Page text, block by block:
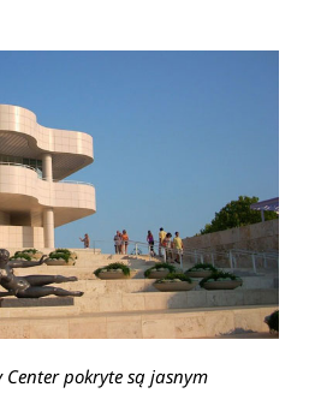
pokryte są jasnym